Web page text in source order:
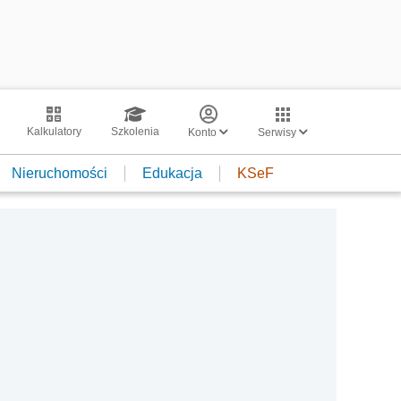
Kalkulatory Szkolenia Konto Serwisy
Nieruchomości Edukacja KSeF